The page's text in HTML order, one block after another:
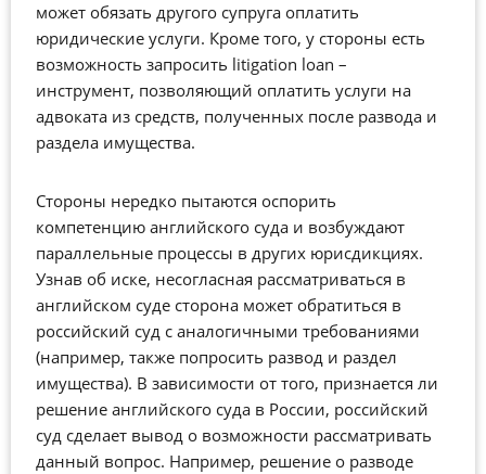
может обязать другого супруга оплатить
юридические услуги. Кроме того, у стороны есть
возможность запросить litigation loan –
инструмент, позволяющий оплатить услуги на
адвоката из средств, полученных после развода и
раздела имущества.
Стороны нередко пытаются оспорить
компетенцию английского суда и возбуждают
параллельные процессы в других юрисдикциях.
Узнав об иске, несогласная рассматриваться в
английском суде сторона может обратиться в
российский суд с аналогичными требованиями
(например, также попросить развод и раздел
имущества). В зависимости от того, признается ли
решение английского суда в России, российский
суд сделает вывод о возможности рассматривать
данный вопрос. Например, решение о разводе